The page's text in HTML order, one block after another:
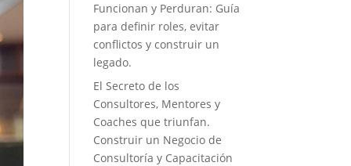
Funcionan y Perduran: Guía
para definir roles, evitar
conflictos y construir un
legado.
El Secreto de los
Consultores, Mentores y
Coaches que triunfan.
Construir un Negocio de
Consultoría y Capacitación